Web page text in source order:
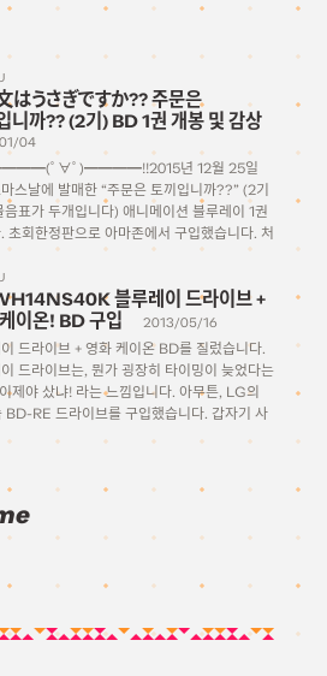
はうさぎですか?? 주문은
니까?? (2기) BD 1권 개봉 및 감상
04
ﾟ∀ﾟ)━━━━!!2015년 12월 25일
스날에 발매한 “주문은 토끼입니까??” (2기
음표가 두개입니다) 애니메이션 블루레이 1권
초회한정판으로 아마존에서 구입했습니다. 처
신품으로 모아보기로 결심한 애니메이션 블루
큼 전권구입 특전을 모아보고자 아마존 할인
고 풀 가격을 내야만 하는 지갑에 구멍날 운
; 하지만 기쁩니다. 마음은 뿅뿅! […]
블루레이 드라이브 +
이온! BD 구입
2013/05/16
드라이브 + 영화 케이온 BD를 질렀습니다.
드라이브는, 뭔가 굉장히 타이밍이 늦었다는
제야 샀냐! 라는 느낌입니다. 아무튼, LG의
BD-RE 드라이브를 구입했습니다. 갑자기 사